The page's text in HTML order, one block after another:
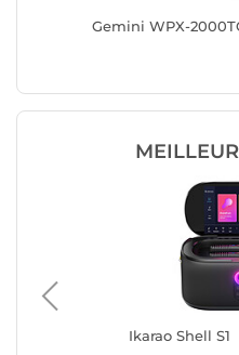
Gemini WPX-
Ikarao Shell S1